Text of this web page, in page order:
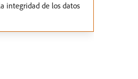
integridad de los datos